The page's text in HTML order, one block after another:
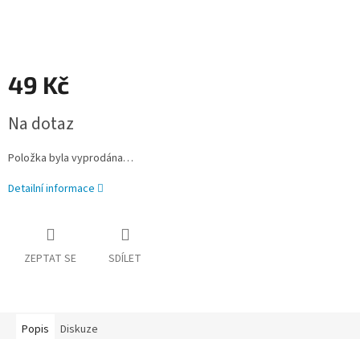
49 Kč
cena:
Na dotaz
Položka byla vyprodána…
Detailní informace
ZEPTAT SE SDÍLET
Popis Diskuze